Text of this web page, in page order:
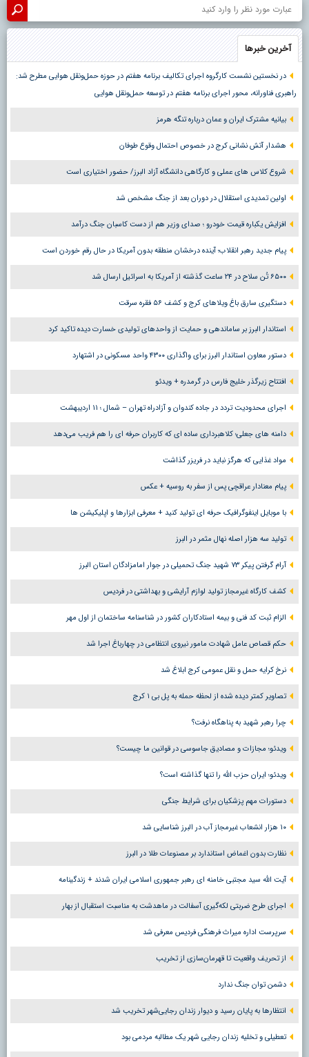
آخرین خبرها
در نخستین نشست کارگروه اجرای تکالیف برنامه هفتم در حوزه حمل‌ونقل هوایی مطرح شد:
راهبری فناورانه، محور اجرای برنامه هفتم در توسعه حمل‌ونقل هوایی
بیانیه مشترک ایران و عمان درباره تنگه هرمز
هشدار آتش نشانی کرج در خصوص احتمال وقوع طوفان
شروع کلاس های عملی و کارگاهی دانشگاه آزاد البرز/ حضور اختیاری است
اولین تمدیدی استقلال در دوران بعد از جنگ مشخص شد
افزایش یکباره قیمت خودرو ؛ صدای وزیر هم از دست کاسبان جنگ درآمد
پیام جدید رهبر انقلاب؛ آینده درخشان منطقه بدون آمریکا در حال رقم خوردن است
۶۵۰۰ تُن سلاح در ۲۴ ساعت گذشته از آمریکا به اسرائیل ارسال شد
دستگیری سارق باغ ویلاهای کرج و کشف ۵۶ فقره سرقت
استاندار البرز بر ساماندهی و حمایت از واحدهای تولیدی خسارت دیده تاکید کرد
دستور معاون استاندار البرز برای واگذاری ۴۳۰۰ واحد مسکونی در اشتهارد
افتتاح زیرگذر خلیج فارس در گرمدره + ویدئو
اجرای محدودیت تردد در جاده کندوان و آزادراه تهران – شمال ؛ ١١ اردیبهشت
دامنه های جعلی؛ کلاهبرداری ساده ای که کاربران حرفه ای را هم فریب می‌دهد
مواد غذایی که هرگز نباید در فریزر گذاشت
پیام معنادار عراقچی پس از سفر به روسیه + عکس
با موبایل اینفوگرافیک حرفه ای تولید کنید + معرفی ابزارها و اپلیکیشن ها
تولید سه هزار اصله نهال مثمر در البرز
آرام گرفتن پیکر ۷۳ شهید جنگ تحمیلی در جوار امامزادگان استان البرز
کشف کارگاه غیرمجاز تولید لوازم آرایشی و بهداشتی در فردیس
الزام ثبت کد فنی و بیمه استادکاران کشور در شناسنامه ساختمان از اول مهر
حکم قصاص عامل شهادت مامور نیروی انتظامی در چهارباغ اجرا شد
نرخ کرایه حمل و نقل عمومی کرج ابلاغ شد
تصاویر کمتر دیده شده از لحظه حمله به پل بی ۱ کرج
چرا رهبر شهید به پناهگاه نرفت؟
ویدئو؛ مجازات و مصادیق جاسوسی در قوانین ما چیست؟
ویدئو؛ ایران حزب الله را تنها گذاشته است؟
دستورات مهم پزشکیان برای شرایط جنگی
۱۰ هزار انشعاب غیرمجاز آب در البرز شناسایی شد
نظارت بدون اغماض استاندارد بر مصنوعات طلا در البرز
آیت الله سید مجتبی خامنه ای رهبر جمهوری اسلامی ایران شدند + زندگینامه
اجرای طرح ضربتی لکه‌گیری آسفالت در ماهدشت به مناسبت استقبال از بهار
سرپرست اداره میراث فرهنگی فردیس معرفی شد
از تحریف واقعیت تا قهرمان‌سازی از تخریب
دشمن توان جنگ ندارد
انتظارها به پایان رسید و دیوار زندان رجایی‌شهر تخریب شد
تعطیلی و تخلیه زندان رجایی شهر یک مطالبه مردمی بود